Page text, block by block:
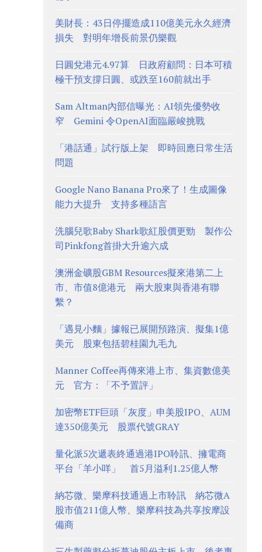
美財長：43日停擺造成110億美元永久經濟
損失 對明年增長前景仍樂觀
日圓兌港元4.97算 日政府顧問：日本可積
極干預支撐日圓、或跌至160前就出手
Sam Altman內部信曝光：AI領先優勢收
窄 Gemini 令OpenAI面臨嚴峻挑戰
「港話通」試行版上架 即時回應日常生活
問題
Google Nano Banana Pro來了！生成圖像
能力大提升 支持多種語言
洗腦兒歌Baby Shark歌紅股價更勁 製作公
司Pinkfong首掛大升逾六成
澳洲金礦股GBM Resources擬來港第二上
市、市值8億港元 兩大股東與香港有聯
繫？
「遇見小麵」據報已展開預路演、擬集1億
美元 股東包括碧桂園九毛九
Manner Coffee再傳來港上市、集資數億美
元 官方：「不予置評」
加密幣ETF巨頭「灰度」申美股IPO、AUM
達350億美元 股票代號GRAY
量化派5次遞表終通過港IPO聆訊、擁電商
平台「羊小咩」 首5月溢利1.25億人幣
納芯微、樂摩科技通過上市聆訊 納芯微A
股市值211億人幣、樂摩科技為共享按摩設
備商